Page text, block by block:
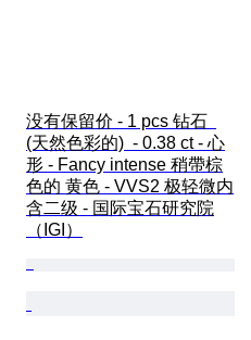
没有保留价 - 1 pcs 钻石
(天然色彩的)  - 0.38 ct - 心
形 - Fancy intense 稍帶棕
色的 黄色 - VVS2 极轻微内
含二级 - 国际宝石研究院
（IGI）